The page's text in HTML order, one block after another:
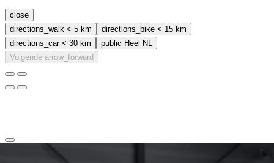
close
directions_walk < 5 km directions_bike < 15 km
directions_car< 30 km public Heel NL
Volgende arrow_forward
arrow_back_ios_new